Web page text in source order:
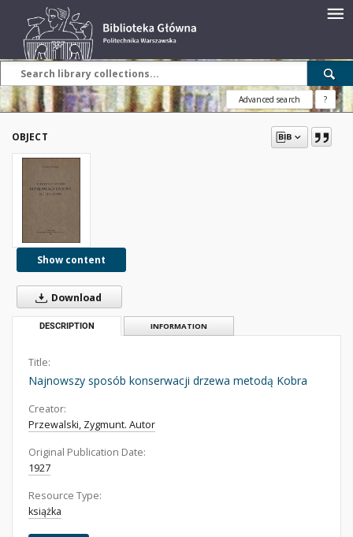
Advanced search ?
OBJECT
Show content
Download
DESCRIPTION INFORMATION
Title:
Najnowszy sposób konserwacji drzewa metodą Kobra
Creator:
Przewalski, Zygmunt. Autor
Original Publication Date:
1927
Resource Type:
książka